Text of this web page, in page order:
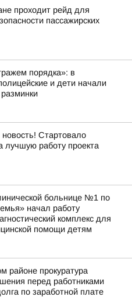
проходит рейд для
пассажирских
порядка»: в
и дети начали
Стартовало
лучшую работу проекта
больнице №1 по
начал работу
комплекс для
помощи детям
районе прокуратура
перед работниками
по заработной плате